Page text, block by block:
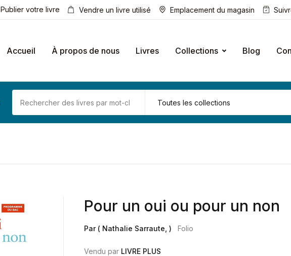
Publier votre livre Vendre un livre utilisé Emplacement du magasin
Accueil À propos de nous Livres Collections Blog
Pour un oui ou pour un non
Par ( Nathalie Sarraute, ) Folio
Vendu par LIVRE PLUS